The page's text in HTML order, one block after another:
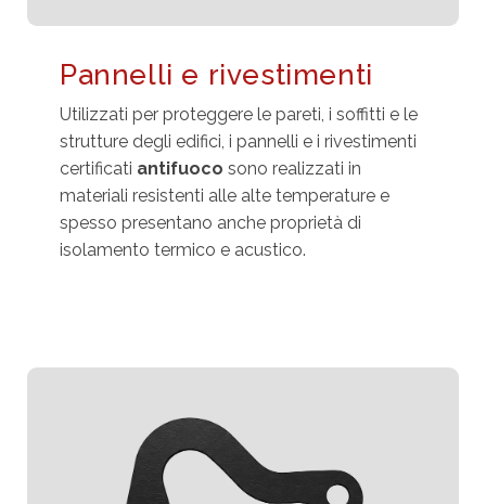
Pannelli e rivestimenti
Utilizzati per proteggere le pareti, i soffitti e le
strutture degli edifici, i pannelli e i rivestimenti
certificati antifuoco sono realizzati in
materiali resistenti alle alte temperature e
spesso presentano anche proprietà di
isolamento termico e acustico.